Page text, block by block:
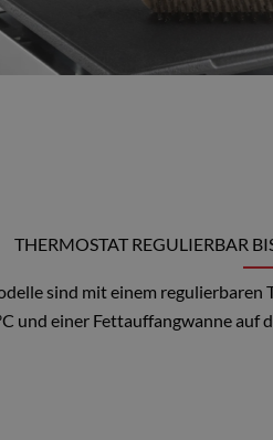
THERMOSTAT REGULIERBAR
sind mit einem regulierbaren
und einer Fettauffangwanne auf